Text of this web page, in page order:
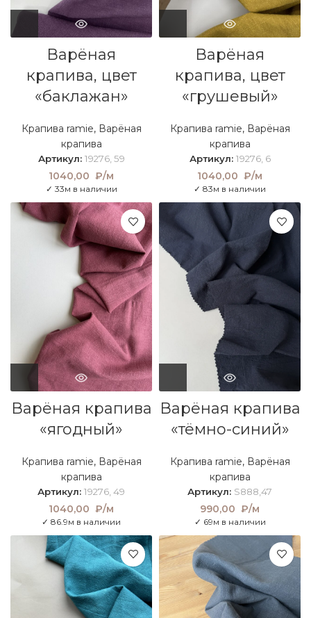
Варёная
крапива, цвет
«баклажан»
Крапива ramie, Варёная
крапива
Артикул: 19276, 59
1040,00 ₽/м
✓ 33м в наличии
Варёная
крапива, цвет
«грушевый»
Крапива ramie, Варёная
крапива
Артикул: 19276, 6
1040,00 ₽/м
✓ 83м в наличии
Варёная крапива
«ягодный»
Крапива ramie, Варёная
крапива
Артикул: 19276, 49
1040,00 ₽/м
✓ 86.9м в наличии
Варёная крапива
«тёмно-синий»
Крапива ramie, Варёная
крапива
Артикул: S888,47
990,00 ₽/м
✓ 69м в наличии